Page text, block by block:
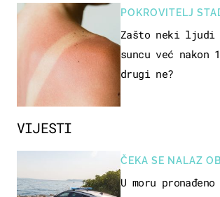
VIJESTI
ČEKA SE NALAZ
U moru
POKROVITELJ
Zašto neki ljudi
suncu već nakon
drugi ne?